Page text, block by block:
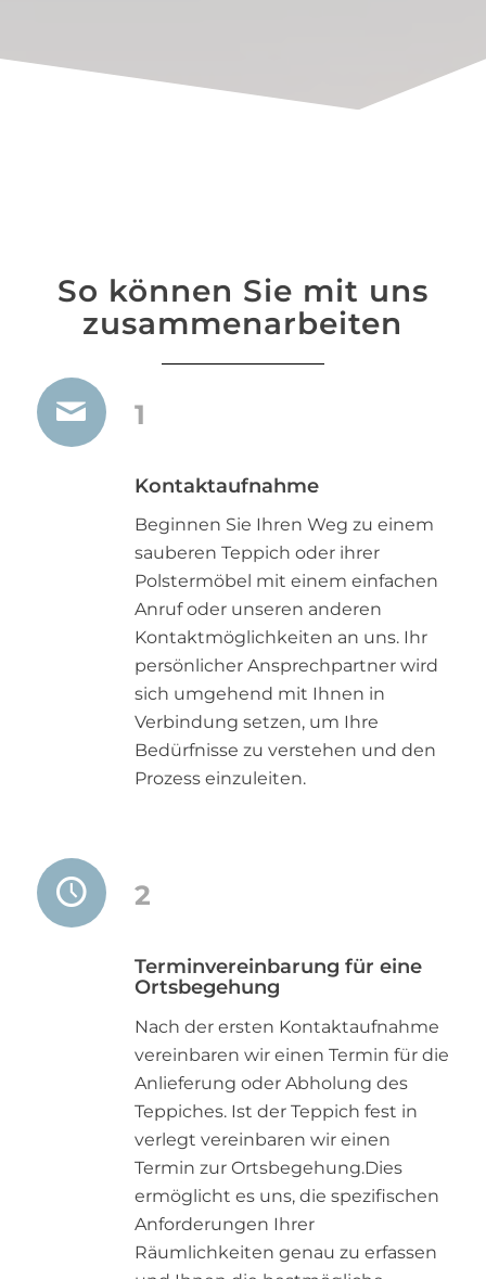
So können Sie mit uns
zusammenarbeiten
1
Kontaktaufnahme
Beginnen Sie Ihren Weg zu einem
sauberen Teppich oder ihrer
Polstermöbel mit einem einfachen
Anruf oder unseren anderen
Kontaktmöglichkeiten an uns. Ihr
persönlicher Ansprechpartner wird
sich umgehend mit Ihnen in
Verbindung setzen, um Ihre
Bedürfnisse zu verstehen und den
Prozess einzuleiten.
2
Terminvereinbarung für eine
Ortsbegehung
Nach der ersten Kontaktaufnahme
vereinbaren wir einen Termin für die
Anlieferung oder Abholung des
Teppiches. Ist der Teppich fest in
verlegt vereinbaren wir einen
Termin zur Ortsbegehung.Dies
ermöglicht es uns, die spezifischen
Anforderungen Ihrer
Räumlichkeiten genau zu erfassen